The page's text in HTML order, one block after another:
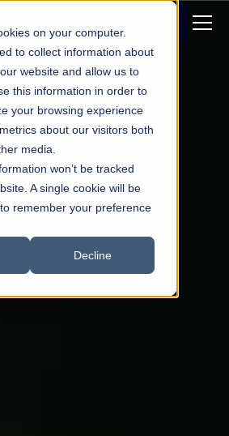
on your computer.
to collect information about
website and allow us to
this information in order to
your browsing experience
about our visitors both
media.
won’t be tracked
A single cookie will be
remember your preference
Decline
gratuita